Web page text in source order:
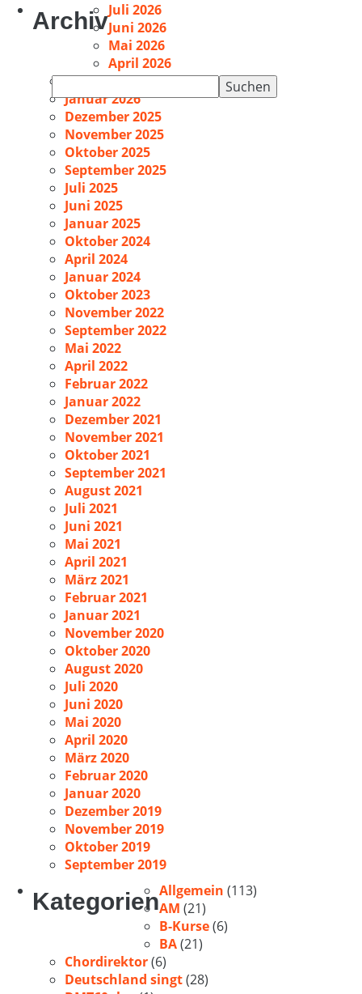
Suchen
nach:
ArchivJuli 2026
Juni 2026
Mai 2026
April 2026
Februar 2026
Januar 2026
Dezember 2025
November 2025
Oktober 2025
September 2025
Juli 2025
Juni 2025
Januar 2025
Oktober 2024
April 2024
Januar 2024
Oktober 2023
November 2022
September 2022
Mai 2022
April 2022
Februar 2022
Januar 2022
Dezember 2021
November 2021
Oktober 2021
September 2021
August 2021
Juli 2021
Juni 2021
Mai 2021
April 2021
März 2021
Februar 2021
Januar 2021
November 2020
Oktober 2020
August 2020
Juli 2020
Juni 2020
Mai 2020
April 2020
März 2020
Februar 2020
Januar 2020
Dezember 2019
November 2019
Oktober 2019
September 2019
KategorienAllgemein (113)
AM (21)
B-Kurse(6)
BA(21)
Chordirektor(6)
Deutschland singt(28)